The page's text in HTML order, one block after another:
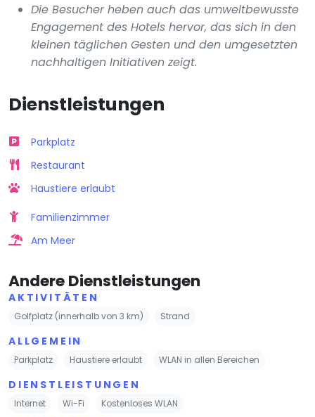
Die Besucher heben auch das umweltbewusste
Engagement des Hotels hervor, das sich in den
kleinen täglichen Gesten und den umgesetzten
nachhaltigen Initiativen zeigt.
Dienstleistungen
Parkplatz
Restaurant
Haustiere erlaubt
Familienzimmer
Am Meer
Andere Dienstleistungen
AKTIVITÄTEN
Golfplatz (innerhalb von 3 km) Strand
ALLGEMEIN
Parkplatz Haustiere erlaubt WLAN in allen Bereichen
DIENSTLEISTUNGEN
Internet Wi-Fi Kostenloses WLAN